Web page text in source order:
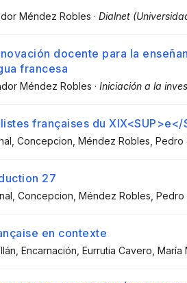
Méndez Robles · Dialnet
docente para la
francesa
Méndez Robles · Iniciación a la
françaises du XIX<SUP>e</
Concepcion , Méndez Robles,
27
Concepcion , Méndez Robles,
en contexte
Encarnación , Eurrutia Cavero,